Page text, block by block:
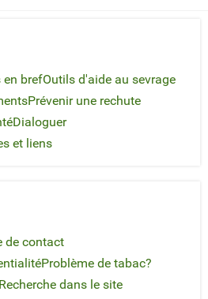
en brefOutils d'aide au sevrage
Prévenir une rechute
Dialoguer
et liens
de contact
Problème de tabac?
Recherche dans le site